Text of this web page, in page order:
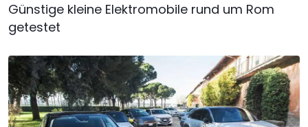
Günstige kleine Elektromobile rund um Rom
getestet